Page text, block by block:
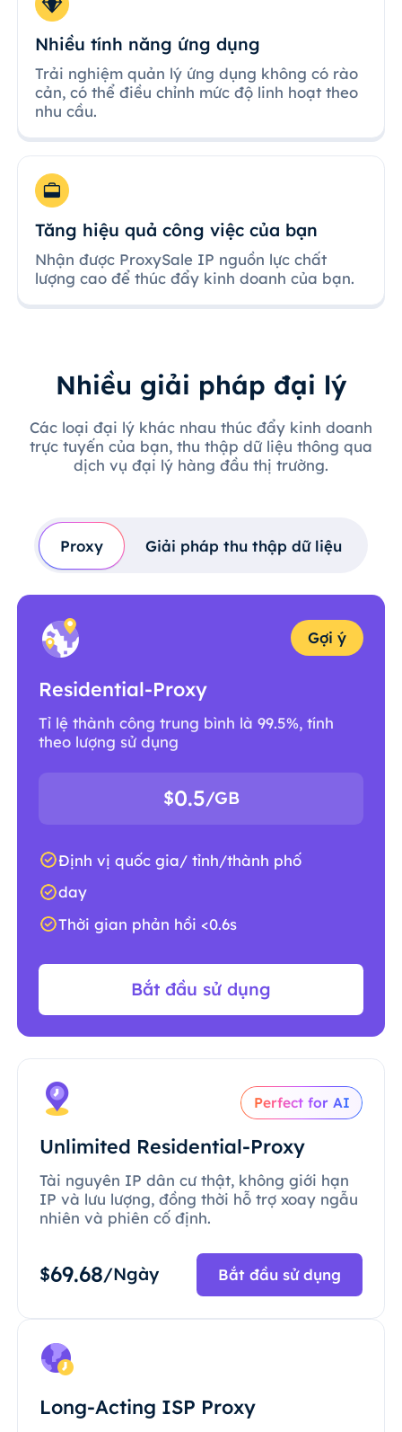
Nhiều tính năng ứng dụng
Trải nghiệm quản lý ứng dụng không có rào
cản, có thể điều chỉnh mức độ linh hoạt theo
nhu cầu.
Tăng hiệu quả công việc của bạn
Nhận được ProxySale IP nguồn lực chất
lượng cao để thúc đẩy kinh doanh của bạn.
Nhiều giải pháp đại lý
Các loại đại lý khác nhau thúc đẩy kinh doanh
trực tuyến của bạn, thu thập dữ liệu thông qua
dịch vụ đại lý hàng đầu thị trường.
Proxy Giải pháp thu thập dữ liệu
Gợi ý
Residential-Proxy
Tỉ lệ thành công trung bình là 99.5%, tính
theo lượng sử dụng
$0.5/GB
Định vị quốc gia/ tỉnh/thành phố
day
Thời gian phản hồi <0.6s
Bắt đầu sử dụng
Perfect for AI
Unlimited Residential-Proxy
Tài nguyên IP dân cư thật, không giới hạn
IP và lưu lượng, đồng thời hỗ trợ xoay ngẫu
nhiên và phiên cố định.
$69.68/Ngày Bắt đầu sử dụng
Long-Acting ISP Proxy